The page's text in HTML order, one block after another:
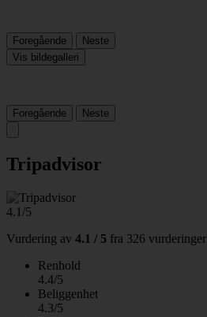
Foregående
Neste
Vis bildegalleri
Foregående Neste
Tripadvisor
4.1/5
Vurdering av 4.1 / 5 fra 326 vurderinger
Renhold
4.4/5
Beliggenhet
4.3/5